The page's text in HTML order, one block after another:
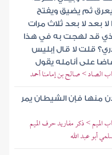
ثم يضيق ويفتح
بعد لا بعد ثلاث مرات
قد لهجت به في هذا
قلت لا قال إبليس
على أنامله يقول
الصاد > صالح بن إمامنا أحمد
منها فإن الشيطان يمر
الميم > ذكر مفاريد حرف الميم
أبو عبد الله